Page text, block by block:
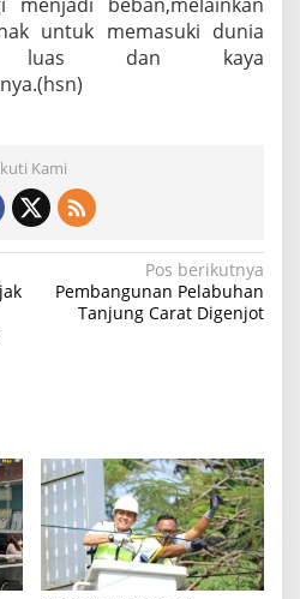
untuk memasuki dunia
luas dan kaya
Kami
Pos berikutnya
Pembangunan Pelabuhan
Tanjung Carat Digenjot